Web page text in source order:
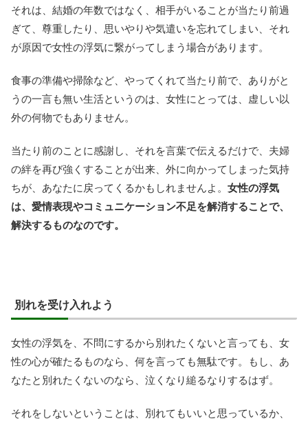
それは、結婚の年数ではなく、相手がいることが当たり前過
ぎて、尊重したり、思いやりや気遣いを忘れてしまい、それ
が原因で女性の浮気に繋がってしまう場合があります。
食事の準備や掃除など、やってくれて当たり前で、ありがと
うの一言も無い生活というのは、女性にとっては、虚しい以
外の何物でもありません。
当たり前のことに感謝し、それを言葉で伝えるだけで、夫婦
の絆を再び強くすることが出来、外に向かってしまった気持
ちが、あなたに戻ってくるかもしれませんよ。 女性の浮気
は、愛情表現やコミュニケーション不足を解消することで、
解決するものなのです。
別れを受け入れよう
女性の浮気を、不問にするから別れたくないと言っても、女
性の心が確たるものなら、何を言っても無駄です。もし、あ
なたと別れたくないのなら、泣くなり縋るなりするはず。
それをしないということは、別れてもいいと思っているか、